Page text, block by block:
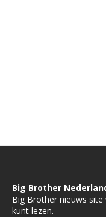
Big Brother
Big Brother nieuws
kunt lezen.